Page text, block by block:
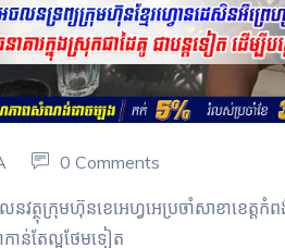
0 Comments
នវត្ថុក្រុមហ៊ុនខេអេហ្វអេប្រចាំសាខាខេត្តកំ
កាន់តែល្អថែមទៀត